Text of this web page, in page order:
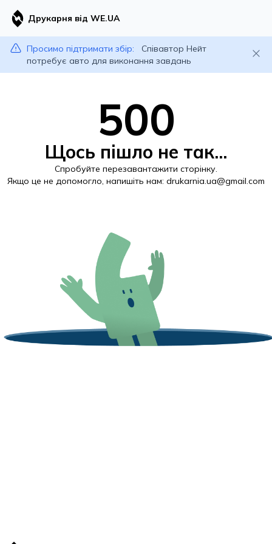
Друкарня від WE.UA
Просимо підтримати збір:
Співавтор Нейт
потребує авто для виконання завдань
500
Щось пішло не так...
Спробуйте перезавантажити сторінку.
Якщо це не допомогло, напишіть нам: drukarnia.ua@gmail.com